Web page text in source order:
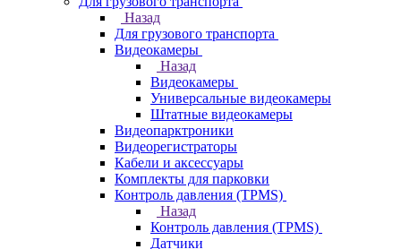
Назад
Для грузового транспорта
Видеокамеры
Назад
Видеокамеры
Универсальные видеокамеры
Штатные видеокамеры
Видеопарктроники
Видеорегистраторы
Кабели и аксессуары
Комплекты для парковки
Контроль давления (TPMS)
Назад
Контроль давления (TPMS)
Датчики